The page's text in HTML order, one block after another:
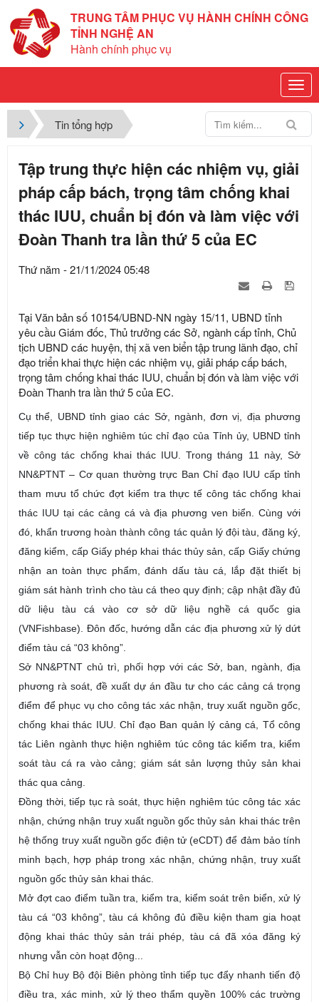
TRUNG TÂM PHỤC VỤ HÀNH CHÍNH CÔNG
TỈNH NGHỆ AN
Hành chính phục vụ
Tin tổng hợp
Tập trung thực hiện các nhiệm vụ, giải
pháp cấp bách, trọng tâm chống khai
thác IUU, chuẩn bị đón và làm việc với
Đoàn Thanh tra lần thứ 5 của EC
Thứ năm - 21/11/2024 05:48
Tại Văn bản số 10154/UBND-NN ngày 15/11, UBND tỉnh
yêu cầu Giám đốc, Thủ trưởng các Sở, ngành cấp tỉnh, Chủ
tịch UBND các huyện, thị xã ven biển tập trung lãnh đạo, chỉ
đạo triển khai thực hiện các nhiệm vụ, giải pháp cấp bách,
trọng tâm chống khai thác IUU, chuẩn bị đón và làm việc với
Đoàn Thanh tra lần thứ 5 của EC.
Cụ thể, UBND tỉnh giao các Sở, ngành, đơn vị, địa phương
tiếp tục thực hiện nghiêm túc chỉ đạo của Tỉnh ủy, UBND tỉnh
về công tác chống khai thác IUU . Trong tháng 11 này, Sở
NN&PTNT – Cơ quan thường trực Ban Chỉ đạo IUU cấp tỉnh
tham mưu tổ chức đợt kiểm trathực tế công tác chống khai
thác IUU tại các cảng cá và địa phương ven biển. Cùng với
đó, khẩntrương hoàn thành công tác quản lý đội tàu, đăng ký,
đăng kiểm, cấp Giấy phép khai thác thủy sản, cấp Giấy chứng
nhận an toàn thực phẩm, đánh dấu tàu cá, lắp đặt thiết bị
giám sát hành trình cho tàu cá theo quy định; cập nhật đầy đủ
dữ liệu tàu cá vào cơ sở dữ liệu nghề cá quốc gia
(VNFishbase). Đôn đốc, hướng dẫn các địa phương xử lý dứt
điểm tàu cá “03 không”
Sở NN&PTNT chủ trì, phối hợp với các Sở, ban, ngành, địa
phương rà soát, đề xuất dự án đầu tư cho các cảng cá trọng
điểm để phục vụ cho công tác xác nhận, truy xuất nguồn gốc,
chống khai thác IUU.
Chỉ đạo Ban quản lý cảng cá, Tổ công
tác Liên ngành thực hiện nghiêm túc công tác kiểm tra, kiểm
soát tàu cá ra vào cảng; giám sát sản lượng thủy sản khai
thác qua cảng.
Đồng thời, tiếp tục rà soát, thực hiện nghiêm túc công tác xác
nhận, chứng nhận truy xuất nguồn gốc thủy sản khai thác trên
hệ thống truy xuất nguồn gốc điện tử (eCDT) để đảm bảo tính
minh bạch, hợp pháp trong xác nhận, chứng nhận, truy xuất
nguồn gốc thủy sản khai thác.
Mở đợt cao điểm tuần tra, kiểm tra, kiểm soát trên biển, xử lý
tàu cá “03 không”, tàu cá không đủ điều kiện tham gia hoạt
động khai thác thủy sản trái phép, tàu cá đã xóa đăng ký
nhưng vẫn còn hoạt động...
Bộ Chỉ huy Bộ đội Biên phòng tỉnh tiếp tục đẩy nhanh tiến độ
điều tra, xác minh, xử lý theo thẩm quyền 100% các trường